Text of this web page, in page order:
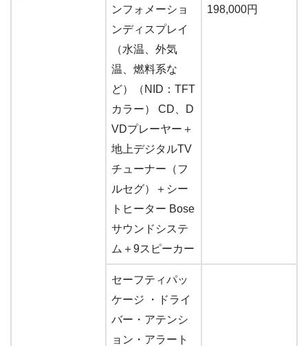
ンフォメーショ
ンディスプレイ
（水温、外気
温、燃料系な
ど）（NID：TFT
カラー） CD、D
VDプレーヤー＋
地上デジタルTV
チューナー（フ
ルセグ）＋シー
トヒーター Bose
サウンドシステ
ム＋9スピーカー
198,000円
セーフティパッ
ケージ ・ドライ
バー・アテンシ
ョン・アラート